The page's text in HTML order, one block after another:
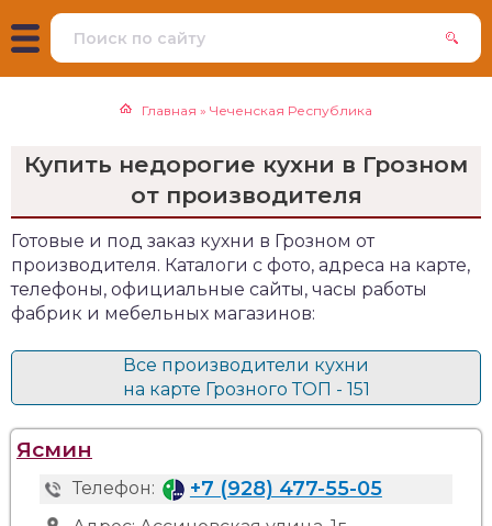
Главная » Чеченская Республика
Купить недорогие кухни в Грозном
от производителя
Готовые и под заказ кухни в Грозном от
производителя. Каталоги с фото, адреса на карте,
телефоны, официальные сайты, часы работы
фабрик и мебельных магазинов:
Все производители кухни
на карте Грозного ТОП - 151
Ясмин
Телефон: +7 (928) 477-55-05